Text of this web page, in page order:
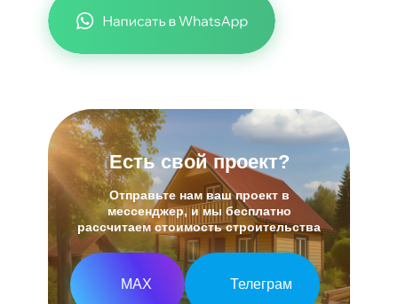
Есть свой проект?
Отправьте нам ваш проект в
мессенджер, и мы бесплатно
рассчитаем стоимость строительства
МАХ Телеграм